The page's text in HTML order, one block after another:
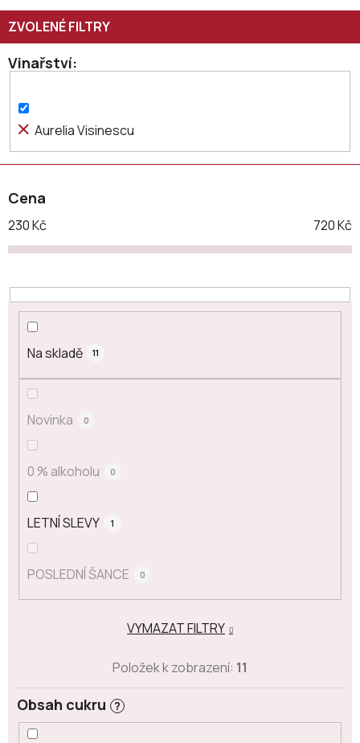
p
r
o
u
t
ů
Vinařství
Aurelia Visinescu
Cena
230Kč 720Kč
Na skladě 11
Novinka 0
0 % alkoholu 0
LETNÍ SLEVY 1
POSLEDNÍ ŠANCE 0
Obsah cukru ?
VYMAZAT FILTRY
Položek k zobrazení: 11